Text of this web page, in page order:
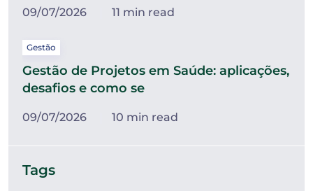
09/07/2026 11 min read
Gestão
Gestão de Projetos em Saúde: aplicações,
desafios e como se
09/07/2026 10 min read
Tags